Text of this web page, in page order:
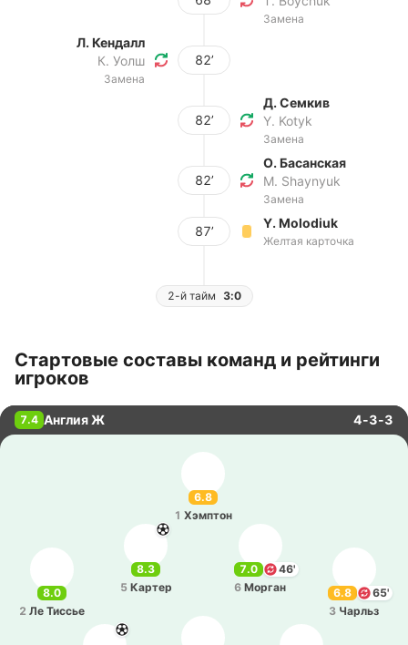
Замена
Л. Кендалл
К. Уолш
Замена
82’
82’
Д. Семкив
Y. Kotyk
Замена
82’
О. Басанская
M. Shaynyuk
Замена
87’
Y. Molodiuk
Желтая карточка
2-й тайм 3:0
Стартовые составы команд и рейтинги
игроков
7.4 Англия Ж 4-3-3
6.8
1 Хэ­мптон
7.0
46'
6 Морган
8.3
5 Картер 6.8
65'
3 Чарльз
8.0
2 Ле Тиссье